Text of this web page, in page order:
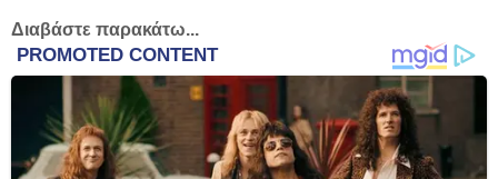
Διαβάστε παρακάτω...